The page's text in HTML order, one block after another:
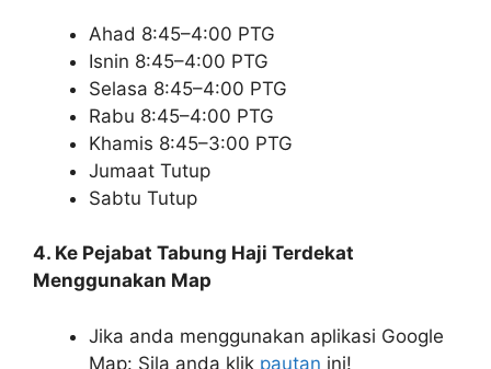
Ahad 8:45–4:00 PTG
Isnin 8:45–4:00 PTG
Selasa 8:45–4:00 PTG
Rabu 8:45–4:00 PTG
Khamis 8:45–3:00 PTG
Jumaat Tutup
Sabtu Tutup
4. Ke Pejabat Tabung Haji Terdekat
Menggunakan Map
Jika anda menggunakan aplikasi Google
Map: Sila anda klik pautan ini!